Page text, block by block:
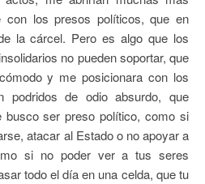
con los presos políticos, que en
la cárcel. Pero es algo que los
no pueden soportar, que
y me posicionara con los
podridos de odio absurdo, que
busco ser preso político, como si
atacar al Estado o no apoyar a
si no poder ver a tus seres
todo el día en una celda, que tu